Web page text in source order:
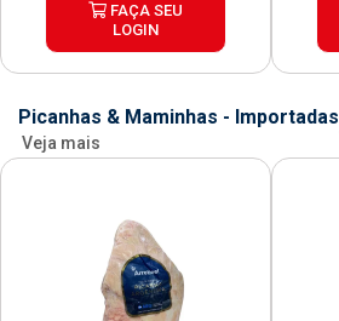
FAÇA SEU
LOGIN
Picanhas & Maminhas - Importadas
Veja mais